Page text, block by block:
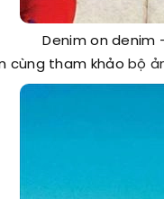
Denim on denim
cùng tham khảo bộ